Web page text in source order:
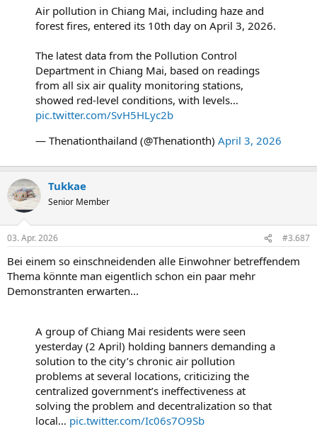
Air pollution in Chiang Mai, including haze and
forest fires, entered its 10th day on April 3, 2026.
The latest data from the Pollution Control
Department in Chiang Mai, based on readings
from all six air quality monitoring stations,
showed red-level conditions, with levels…
pic.twitter.com/SvH5HLyc2b
— Thenationthailand (@Thenationth) April 3, 2026
Tukkae
Senior Member
03. Apr. 2026 #3.687
Bei einem so einschneidenden alle Einwohner betreffendem
Thema könnte man eigentlich schon ein paar mehr
Demonstranten erwarten...
A group of Chiang Mai residents were seen
yesterday (2 April) holding banners demanding a
solution to the city’s chronic air pollution
problems at several locations, criticizing the
centralized government’s ineffectiveness at
solving the problem and decentralization so that
local… pic.twitter.com/Ic06s7O9Sb